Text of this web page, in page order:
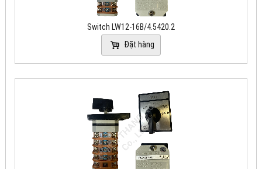
Switch LW12-16B/4.5420.2
Đặt hàng